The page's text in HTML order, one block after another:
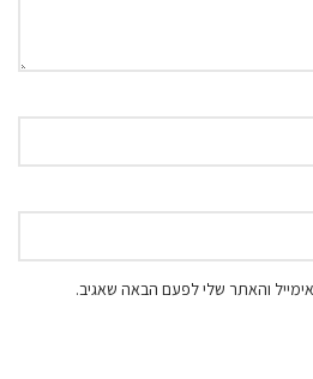
והאתר שלי לפעם הבאה שאגיב.